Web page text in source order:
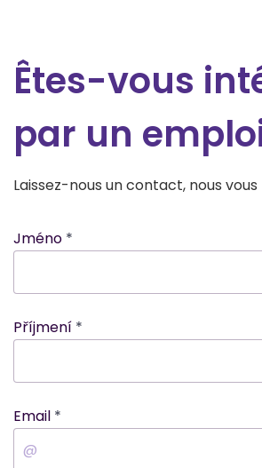
Laissez-nous un contact, nous
Êtes-vous
par un
Jméno
Příjmení
Email